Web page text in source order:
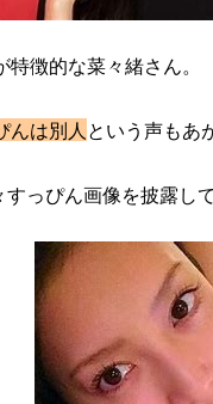
徴的な菜々緒さん。
んは別人 という声もあ
っぴん画像を披露して